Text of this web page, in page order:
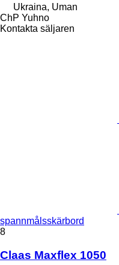
Ukraina, Uman
ChP Yuhno
Kontakta säljaren
spannmålsskärbord
8
Claas Maxflex 1050